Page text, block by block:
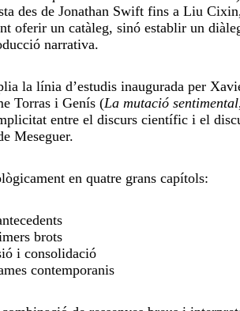
des de Jonathan Swift fins a Liu
oferir un catàleg, sinó establir un
narrativa.
la línia d’estudis inaugurada per
Torras i Genís (La mutació sentimental
entre el discurs científic i el
Meseguer.
en quatre grans capítols:
brots
i consolidació
contemporanis